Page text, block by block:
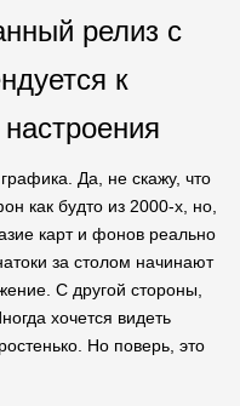
релиз с
к
Да, не скажу, что
как будто из 2000-х, но,
карт и фонов реально
за столом начинают
С другой стороны,
хочется видеть
Но поверь, это